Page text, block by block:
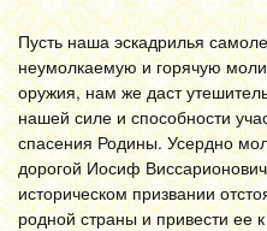
Пусть наша эскадрилья
неумолкаемую и горячую
оружия, нам же даст
нашей силе и способности
спасения Родины. Усердно
дорогой Иосиф
историческом призвании
родной страны и привести ее